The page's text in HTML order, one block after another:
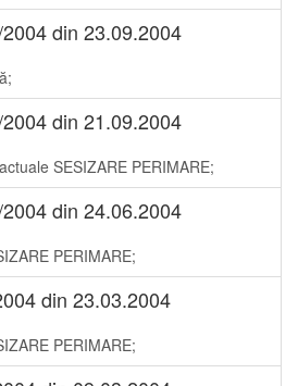
din 23.09.2004
din 21.09.2004
SESIZARE PERIMARE;
din 24.06.2004
PERIMARE;
din 23.03.2004
PERIMARE;